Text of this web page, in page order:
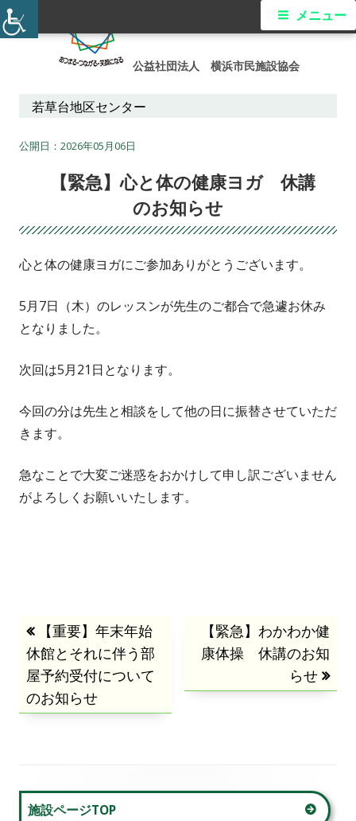
コ
ン
公益社団法人 横浜市民施設協会
メ
ニ
メニュー
若草台地区センター
2026年05月06日
【緊急】心と体の健康ヨガ 休講
のお知らせ
心と体の健康ヨガにご参加ありがとうございます。
5月7日（木）のレッスンが先生のご都合で急遽お休み
となりました。
次回は5月21日となります。
今回の分は先生と相談をして他の日に振替させていただ
きます。
急なことで大変ご迷惑をおかけして申し訳ございません
がよろしくお願いいたします。
投
稿
ナ
ー
前
の
記
事:
【重要】年末年始
休館とそれに伴う部
屋予約受付について
のお知らせ
次
の
事:
【緊急】わかわか健
康体操 休講のお知
らせ
メ
施設ページTOP